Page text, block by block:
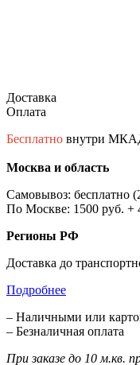
Доставка
Оплата
Бесплатно внутри МКАД
Москва и область
Самовывоз: бесплатно
По Москве: 1500 руб.
Регионы РФ
Доставка до
Подробнее
– Наличными или
– Безналичная оплата
При заказе до 10 м.кв.